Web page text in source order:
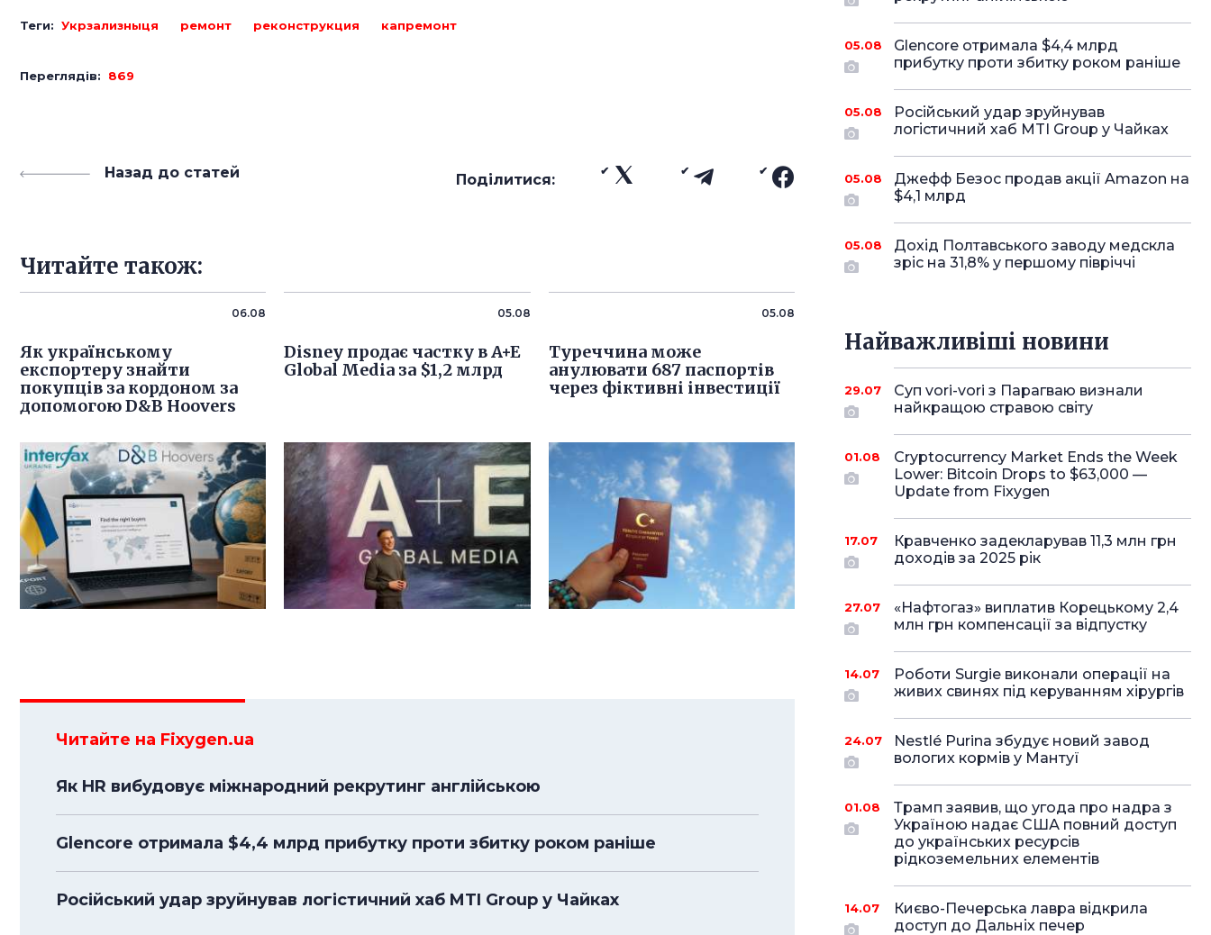
Теги: Укрзализныця ремонт реконструкция капремонт
Переглядів: 869
Назад до статей Поділитися:
Читайте також:
06.08
Як українському
експортеру знайти
покупців за кордоном за
допомогою D&B Hoovers
05.08
Disney продає частку в A+E
Global Media за $1,2 млрд
05.08
Туреччина може
анулювати 687 паспортів
через фіктивні інвестиції
Читайте на Fixygen.ua
Як HR вибудовує міжнародний рекрутинг англійською
Glencore отримала $4,4 млрд прибутку проти збитку роком раніше
Російський удар зруйнував логістичний хаб MTI Group у Чайках
05.08
Glencore отримала $4,4 млрд
прибутку проти збитку роком раніше
05.08
Російський удар зруйнував
логістичний хаб MTI Group у Чайках
05.08
Джефф Безос продав акції Amazon на
$4,1 млрд
05.08
Дохід Полтавського заводу медскла
зріс на 31,8% у першому півріччі
Найважливіші новини
29.07
Суп vori-vori з Парагваю визнали
найкращою стравою світу
01.08
Cryptocurrency Market Ends the Week
Lower: Bitcoin Drops to $63,000 —
Update from Fixygen
17.07
Кравченко задекларував 11,3 млн грн
доходів за 2025 рік
27.07
«Нафтогаз» виплатив Корецькому 2,4
млн грн компенсації за відпустку
14.07
Роботи Surgie виконали операції на
живих свинях під керуванням хірургів
24.07
Nestlé Purina збудує новий завод
вологих кормів у Мантуї
01.08
Трамп заявив, що угода про надра з
Україною надає США повний доступ
до українських ресурсів
рідкоземельних елементів
14.07
Києво-Печерська лавра відкрила
доступ до Дальніх печер